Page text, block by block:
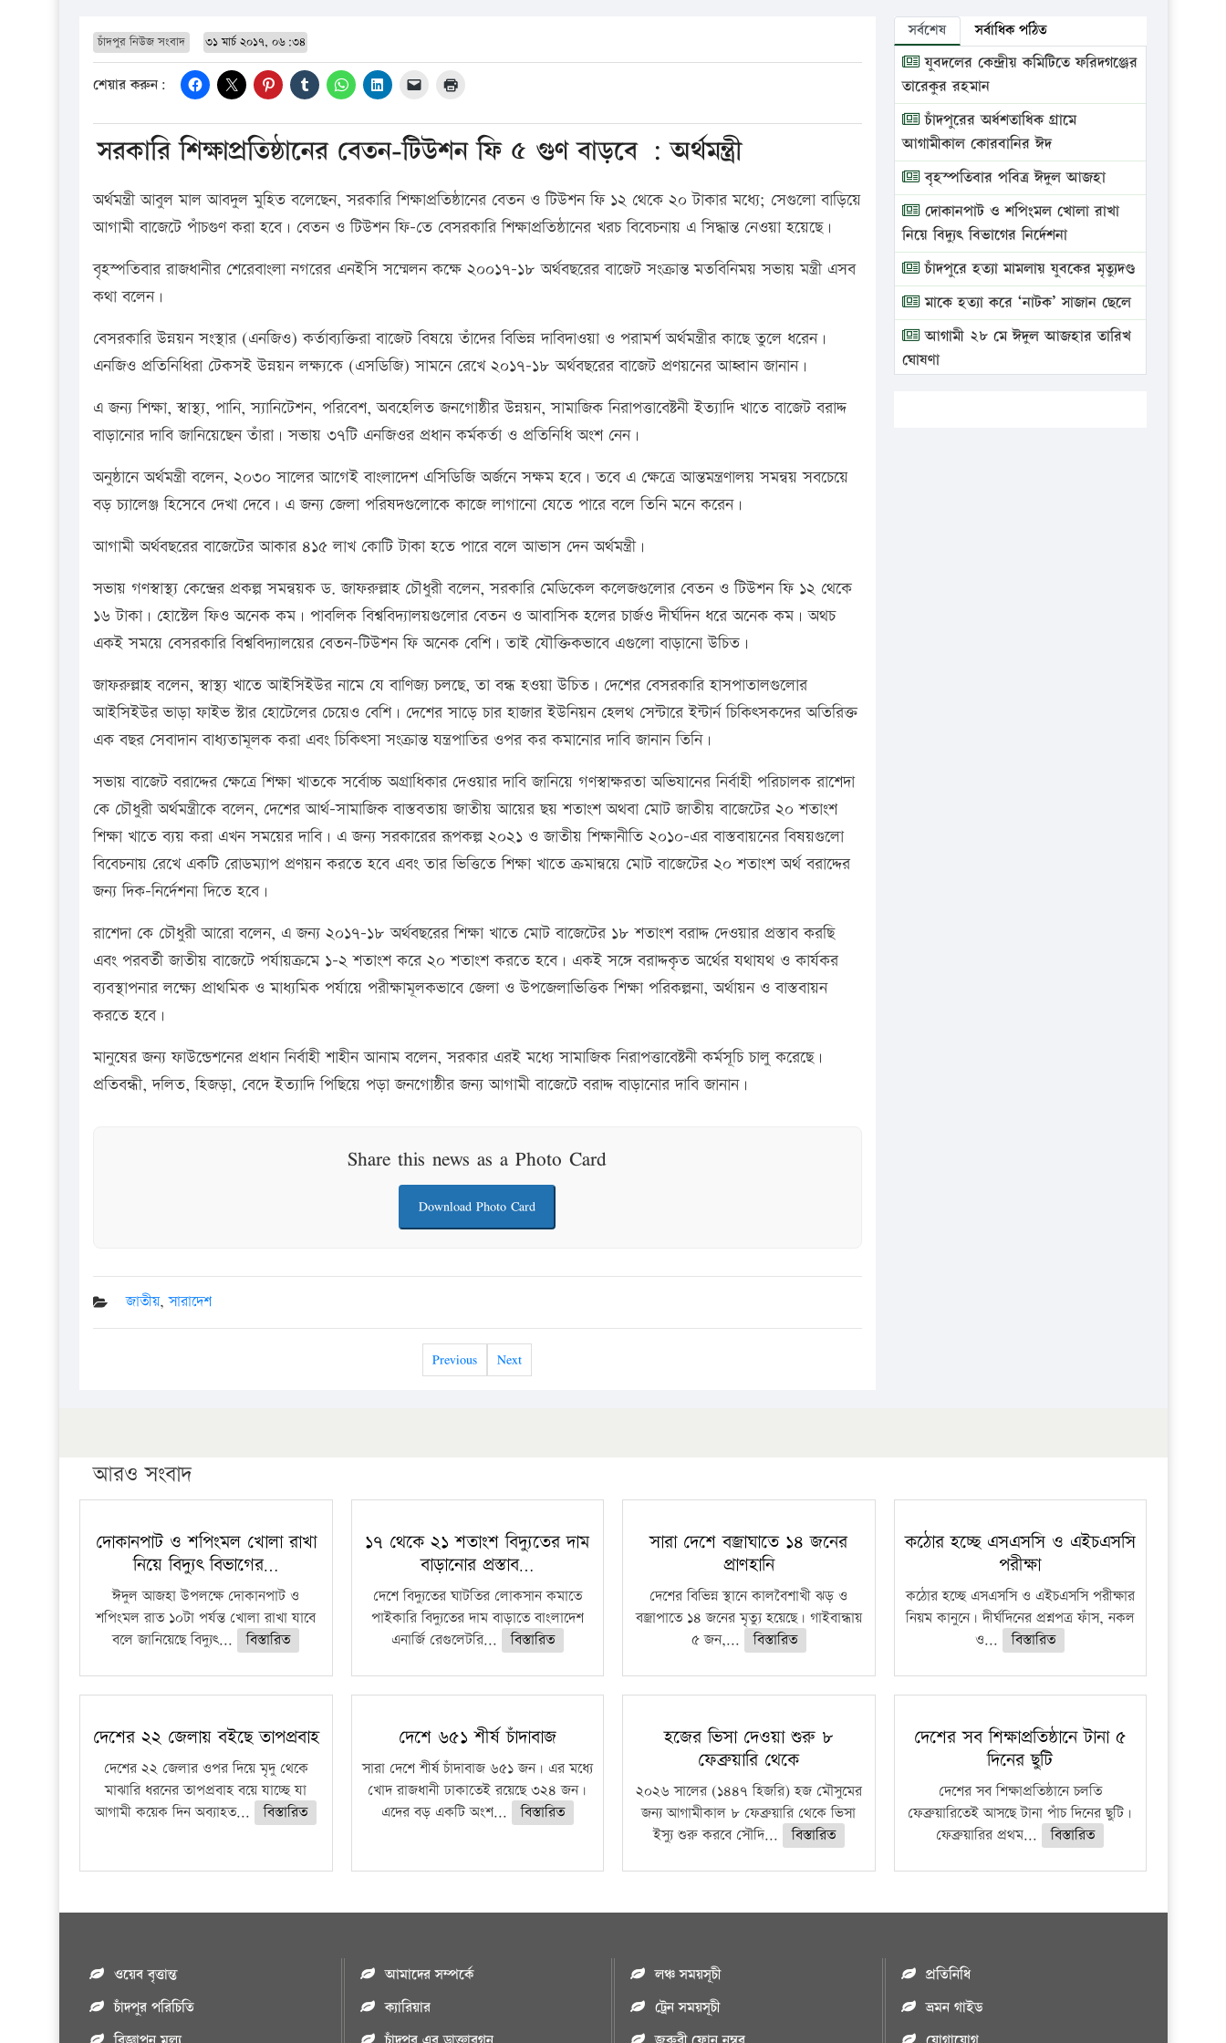
চাঁদপুর নিউজ সংবাদ ৩১ মার্চ ২০১৭, ০৬:৩৪
শেয়ার করুন:
সরকারি শিক্ষাপ্রতিষ্ঠানের বেতন-টিউশন ফি ৫ গুণ বাড়বে : অর্থমন্ত্রী
অর্থমন্ত্রী আবুল মাল আবদুল মুহিত বলেছেন, সরকারি শিক্ষাপ্রতিষ্ঠানের বেতন ও টিউশন ফি ১২ থেকে ২০ টাকার মধ্যে; সেগুলো বাড়িয়ে
আগামী বাজেটে পাঁচগুণ করা হবে। বেতন ও টিউশন ফি-তে বেসরকারি শিক্ষাপ্রতিষ্ঠানের খরচ বিবেচনায় এ সিদ্ধান্ত নেওয়া হয়েছে।
বৃহস্পতিবার রাজধানীর শেরেবাংলা নগরের এনইসি সম্মেলন কক্ষে ২০০১৭-১৮ অর্থবছরের বাজেট সংক্রান্ত মতবিনিময় সভায় মন্ত্রী এসব
কথা বলেন।
বেসরকারি উন্নয়ন সংস্থার (এনজিও) কর্তাব্যক্তিরা বাজেট বিষয়ে তাঁদের বিভিন্ন দাবিদাওয়া ও পরামর্শ অর্থমন্ত্রীর কাছে তুলে ধরেন।
এনজিও প্রতিনিধিরা টেকসই উন্নয়ন লক্ষ্যকে (এসডিজি) সামনে রেখে ২০১৭-১৮ অর্থবছরের বাজেট প্রণয়নের আহ্বান জানান।
এ জন্য শিক্ষা, স্বাস্থ্য, পানি, স্যানিটেশন, পরিবেশ, অবহেলিত জনগোষ্ঠীর উন্নয়ন, সামাজিক নিরাপত্তাবেষ্টনী ইত্যাদি খাতে বাজেট বরাদ্দ
বাড়ানোর দাবি জানিয়েছেন তাঁরা। সভায় ৩৭টি এনজিওর প্রধান কর্মকর্তা ও প্রতিনিধি অংশ নেন।
অনুষ্ঠানে অর্থমন্ত্রী বলেন, ২০৩০ সালের আগেই বাংলাদেশ এসিডিজি অর্জনে সক্ষম হবে। তবে এ ক্ষেত্রে আন্তমন্ত্রণালয় সমন্বয় সবচেয়ে
বড় চ্যালেঞ্জ হিসেবে দেখা দেবে। এ জন্য জেলা পরিষদগুলোকে কাজে লাগানো যেতে পারে বলে তিনি মনে করেন।
আগামী অর্থবছরের বাজেটের আকার ৪১৫ লাখ কোটি টাকা হতে পারে বলে আভাস দেন অর্থমন্ত্রী।
সভায় গণস্বাস্থ্য কেন্দ্রের প্রকল্প সমন্বয়ক ড. জাফরুল্লাহ চৌধুরী বলেন, সরকারি মেডিকেল কলেজগুলোর বেতন ও টিউশন ফি ১২ থেকে
১৬ টাকা। হোস্টেল ফিও অনেক কম। পাবলিক বিশ্ববিদ্যালয়গুলোর বেতন ও আবাসিক হলের চার্জও দীর্ঘদিন ধরে অনেক কম। অথচ
একই সময়ে বেসরকারি বিশ্ববিদ্যালয়ের বেতন-টিউশন ফি অনেক বেশি। তাই যৌক্তিকভাবে এগুলো বাড়ানো উচিত।
জাফরুল্লাহ বলেন, স্বাস্থ্য খাতে আইসিইউর নামে যে বাণিজ্য চলছে, তা বন্ধ হওয়া উচিত। দেশের বেসরকারি হাসপাতালগুলোর
আইসিইউর ভাড়া ফাইভ স্টার হোটেলের চেয়েও বেশি। দেশের সাড়ে চার হাজার ইউনিয়ন হেলথ সেন্টারে ইন্টার্ন চিকিৎসকদের অতিরিক্ত
এক বছর সেবাদান বাধ্যতামূলক করা এবং চিকিৎসা সংক্রান্ত যন্ত্রপাতির ওপর কর কমানোর দাবি জানান তিনি।
সভায় বাজেট বরাদ্দের ক্ষেত্রে শিক্ষা খাতকে সর্বোচ্চ অগ্রাধিকার দেওয়ার দাবি জানিয়ে গণস্বাক্ষরতা অভিযানের নির্বাহী পরিচালক রাশেদা
কে চৌধুরী অর্থমন্ত্রীকে বলেন, দেশের আর্থ-সামাজিক বাস্তবতায় জাতীয় আয়ের ছয় শতাংশ অথবা মোট জাতীয় বাজেটের ২০ শতাংশ
শিক্ষা খাতে ব্যয় করা এখন সময়ের দাবি। এ জন্য সরকারের রূপকল্প ২০২১ ও জাতীয় শিক্ষানীতি ২০১০-এর বাস্তবায়নের বিষয়গুলো
বিবেচনায় রেখে একটি রোডম্যাপ প্রণয়ন করতে হবে এবং তার ভিত্তিতে শিক্ষা খাতে ক্রমান্বয়ে মোট বাজেটের ২০ শতাংশ অর্থ বরাদ্দের
জন্য দিক-নির্দেশনা দিতে হবে।
রাশেদা কে চৌধুরী আরো বলেন, এ জন্য ২০১৭-১৮ অর্থবছরের শিক্ষা খাতে মোট বাজেটের ১৮ শতাংশ বরাদ্দ দেওয়ার প্রস্তাব করছি
এবং পরবর্তী জাতীয় বাজেটে পর্যায়ক্রমে ১-২ শতাংশ করে ২০ শতাংশ করতে হবে। একই সঙ্গে বরাদ্দকৃত অর্থের যথাযথ ও কার্যকর
ব্যবস্থাপনার লক্ষ্যে প্রাথমিক ও মাধ্যমিক পর্যায়ে পরীক্ষামূলকভাবে জেলা ও উপজেলাভিত্তিক শিক্ষা পরিকল্পনা, অর্থায়ন ও বাস্তবায়ন
করতে হবে।
মানুষের জন্য ফাউন্ডেশনের প্রধান নির্বাহী শাহীন আনাম বলেন, সরকার এরই মধ্যে সামাজিক নিরাপত্তাবেষ্টনী কর্মসূচি চালু করেছে।
প্রতিবন্ধী, দলিত, হিজড়া, বেদে ইত্যাদি পিছিয়ে পড়া জনগোষ্ঠীর জন্য আগামী বাজেটে বরাদ্দ বাড়ানোর দাবি জানান।
Share this news as a Photo Card
Download Photo Card
জাতীয়,সারাদেশ
Previous Next
সর্বশেষ সর্বাধিক পঠিত
যুবদলের কেন্দ্রীয় কমিটিতে ফরিদগঞ্জের
তারেকুর রহমান
চাঁদপুরের অর্ধশতাধিক গ্রামে
আগামীকাল কোরবানির ঈদ
বৃহস্পতিবার পবিত্র ঈদুল আজহা
দোকানপাট ও শপিংমল খোলা রাখা
নিয়ে বিদ্যুৎ বিভাগের নির্দেশনা
চাঁদপুরে হত্যা মামলায় যুবকের মৃত্যুদণ্ড
মাকে হত্যা করে ‘নাটক’ সাজান ছেলে
আগামী ২৮ মে ঈদুল আজহার তারিখ
ঘোষণা
আরও সংবাদ
দোকানপাট ও শপিংমল খোলা রাখা
নিয়ে বিদ্যুৎ বিভাগের…
ঈদুল আজহা উপলক্ষে দোকানপাট ও
শপিংমল রাত ১০টা পর্যন্ত খোলা রাখা যাবে
বলে জানিয়েছে বিদ্যুৎ...
বিস্তারিত
১৭ থেকে ২১ শতাংশ বিদ্যুতের দাম
বাড়ানোর প্রস্তাব…
দেশে বিদ্যুতের ঘাটতির লোকসান কমাতে
পাইকারি বিদ্যুতের দাম বাড়াতে বাংলাদেশ
এনার্জি রেগুলেটরি...
বিস্তারিত
সারা দেশে বজ্রাঘাতে ১৪ জনের
প্রাণহানি
দেশের বিভিন্ন স্থানে কালবৈশাখী ঝড় ও
বজ্রাপাতে ১৪ জনের মৃত্যু হয়েছে। গাইবান্ধায়
৫ জন,...
বিস্তারিত
কঠোর হচ্ছে এসএসসি ও এইচএসসি
পরীক্ষা
কঠোর হচ্ছে এসএসসি ও এইচএসসি পরীক্ষার
নিয়ম কানুনে। দীর্ঘদিনের প্রশ্নপত্র ফাঁস, নকল
ও...
বিস্তারিত
দেশের ২২ জেলায় বইছে তাপপ্রবাহ
দেশের ২২ জেলার ওপর দিয়ে মৃদু থেকে
মাঝারি ধরনের তাপপ্রবাহ বয়ে যাচ্ছে যা
আগামী কয়েক দিন অব্যাহত...
বিস্তারিত
দেশে ৬৫১ শীর্ষ চাঁদাবাজ
সারা দেশে শীর্ষ চাঁদাবাজ ৬৫১ জন। এর মধ্যে
খোদ রাজধানী ঢাকাতেই রয়েছে ৩২৪ জন।
এদের বড় একটি অংশ...
বিস্তারিত
হজের ভিসা দেওয়া শুরু ৮
ফেব্রুয়ারি থেকে
২০২৬ সালের (১৪৪৭ হিজরি) হজ মৌসুমের
জন্য আগামীকাল ৮ ফেব্রুয়ারি থেকে ভিসা
ইস্যু শুরু করবে সৌদি...
বিস্তারিত
দেশের সব শিক্ষাপ্রতিষ্ঠানে টানা ৫
দিনের ছুটি
দেশের সব শিক্ষাপ্রতিষ্ঠানে চলতি
ফেব্রুয়ারিতেই আসছে টানা পাঁচ দিনের ছুটি।
ফেব্রুয়ারির প্রথম...
বিস্তারিত
ওয়েব বৃত্তান্ত
চাঁদপুর পরিচিতি
আমাদের সম্পর্কে
ক্যারিয়ার
লঞ্চ সময়সূচী
ট্রেন সময়সূচী
প্রতিনিধি
ভ্রমন গাইড